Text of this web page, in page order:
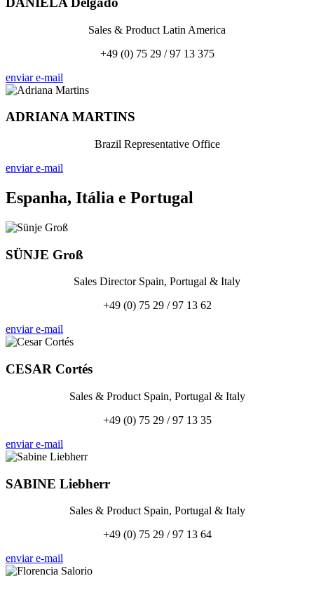
Sales & Product Latin America
+49 (0) 75 29 / 97 13 375
enviar e-mail
ADRIANAMARTINS
Brazil Representative Office
enviar e-mail
Espanha, Itália e Portugal
SÜNJE Groß
Sales Director Spain, Portugal & Italy
+49 (0) 75 29 / 97 13 62
enviar e-mail
CESAR Cortés
Sales & Product Spain, Portugal & Italy
+49 (0) 75 29 / 97 13 35
enviar e-mail
SABINE Liebherr
Sales & Product Spain, Portugal & Italy
+49 (0) 75 29 / 97 13 64
enviar e-mail